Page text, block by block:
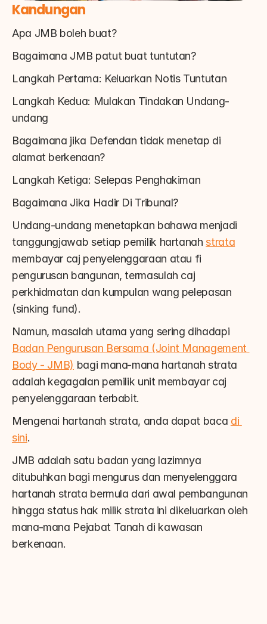
Kandungan
Apa JMB boleh buat?
Bagaimana JMB patut buat tuntutan?
Langkah Pertama: Keluarkan Notis Tuntutan
Langkah Kedua: Mulakan Tindakan Undang-
undang
Bagaimana jika Defendan tidak menetap di
alamat berkenaan?
Langkah Ketiga: Selepas Penghakiman
Bagaimana Jika Hadir Di Tribunal?
Undang-undang menetapkan bahawa menjadi
tanggungjawab setiap pemilik hartanah strata
membayar caj penyelenggaraan atau fi
pengurusan bangunan, termasulah caj
perkhidmatan dan kumpulan wang pelepasan
(sinking fund).
Badan Pengurusan Bersama (Joint Management
Body - JMB) bagi mana-mana hartanah strata
adalah kegagalan pemilik unit membayar caj
penyelenggaraan terbabit.
Mengenai hartanah strata, anda dapat baca di
sini.
JMB adalah satu badan yang lazimnya
ditubuhkan bagi mengurus dan menyelenggara
hartanah strata bermula dari awal pembangunan
hingga status hak milik strata ini dikeluarkan oleh
mana-mana Pejabat Tanah di kawasan
berkenaan.